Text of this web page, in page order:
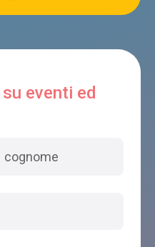
eventi ed